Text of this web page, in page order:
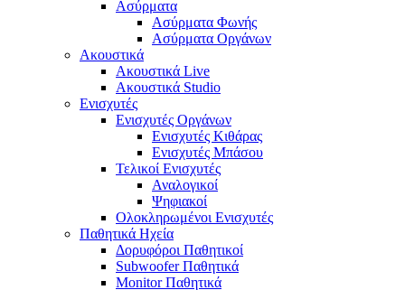
Ασύρματα
Ασύρματα Φωνής
Ασύρματα Οργάνων
Ακουστικά
Ακουστικά Live
Ακουστικά Studio
Ενισχυτές
Ενισχυτές Οργάνων
Ενισχυτές Κιθάρας
Ενισχυτές Μπάσου
Τελικοί Ενισχυτές
Αναλογικοί
Ψηφιακοί
Ολοκληρωμένοι Ενισχυτές
Παθητικά Ηχεία
Δορυφόροι Παθητικοί
Subwoofer Παθητικά
Monitor Παθητικά